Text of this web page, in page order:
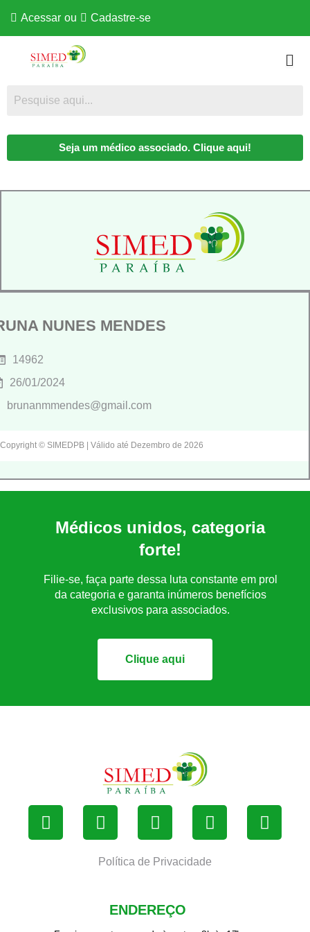
Acessar ou Cadastre-se
Seja um médico associado. Clique aqui!
NUNES MENDES
14962
26/01/2024
brunanmmendes@gmail.com
Copyright © SIMEDPB | Válido até Dezembro de 2026
Médicos unidos, categoria
forte!
Filie-se, faça parte dessa luta constante em prol
da categoria e garanta inúmeros benefícios
exclusivos para associados.
Clique aqui
Política de Privacidade
ENDEREÇO